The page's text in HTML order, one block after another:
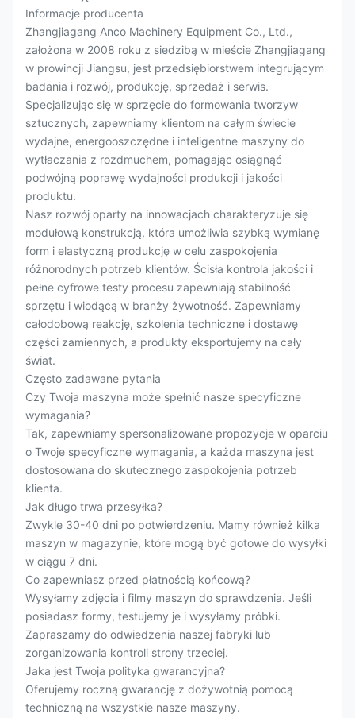
Informacje producenta
Zhangjiagang Anco Machinery Equipment Co., Ltd.,
założona w 2008 roku z siedzibą w mieście Zhangjiagang
w prowincji Jiangsu, jest przedsiębiorstwem integrującym
badania i rozwój, produkcję, sprzedaż i serwis.
Specjalizując się w sprzęcie do formowania tworzyw
sztucznych, zapewniamy klientom na całym świecie
wydajne, energooszczędne i inteligentne maszyny do
wytłaczania z rozdmuchem, pomagając osiągnąć
podwójną poprawę wydajności produkcji i jakości
produktu.
Nasz rozwój oparty na innowacjach charakteryzuje się
modułową konstrukcją, która umożliwia szybką wymianę
form i elastyczną produkcję w celu zaspokojenia
różnorodnych potrzeb klientów. Ścisła kontrola jakości i
pełne cyfrowe testy procesu zapewniają stabilność
sprzętu i wiodącą w branży żywotność. Zapewniamy
całodobową reakcję, szkolenia techniczne i dostawę
części zamiennych, a produkty eksportujemy na cały
świat.
Często zadawane pytania
Czy Twoja maszyna może spełnić nasze specyficzne
wymagania?
Tak, zapewniamy spersonalizowane propozycje w oparciu
o Twoje specyficzne wymagania, a każda maszyna jest
dostosowana do skutecznego zaspokojenia potrzeb
klienta.
Jak długo trwa przesyłka?
Zwykle 30-40 dni po potwierdzeniu. Mamy również kilka
maszyn w magazynie, które mogą być gotowe do wysyłki
w ciągu 7 dni.
Co zapewniasz przed płatnością końcową?
Wysyłamy zdjęcia i filmy maszyn do sprawdzenia. Jeśli
posiadasz formy, testujemy je i wysyłamy próbki.
Zapraszamy do odwiedzenia naszej fabryki lub
zorganizowania kontroli strony trzeciej.
Jaka jest Twoja polityka gwarancyjna?
Oferujemy roczną gwarancję z dożywotnią pomocą
techniczną na wszystkie nasze maszyny.